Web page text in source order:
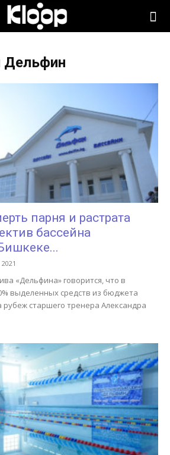
Дельфин
парня и растрата
бассейна
«Дельфина» говорится, что в
выделенных средств из бюджета
старшего тренера Александра